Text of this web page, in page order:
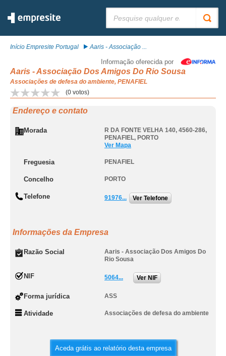
Início Empresite Portugal Aaris - Associação ...
Informação oferecida por
Aaris - Associação Dos Amigos Do Rio Sousa
Associações de defesa do ambiente, PENAFIEL
(0 votos)
Endereço e contato
Morada R DA FONTE VELHA 140, 4560-286,
PENAFIEL, PORTO
Ver Mapa
Freguesia PENAFIEL
Concelho PORTO
Telefone 91976... Ver Telefone
Informações da Empresa
Razão Social
Aaris - Associação Dos Amigos Do
Rio Sousa
NIF 5064... Ver NIF
Forma jurídica ASS
Atividade Associações de defesa do ambiente
Aceda grátis ao relatório desta empresa